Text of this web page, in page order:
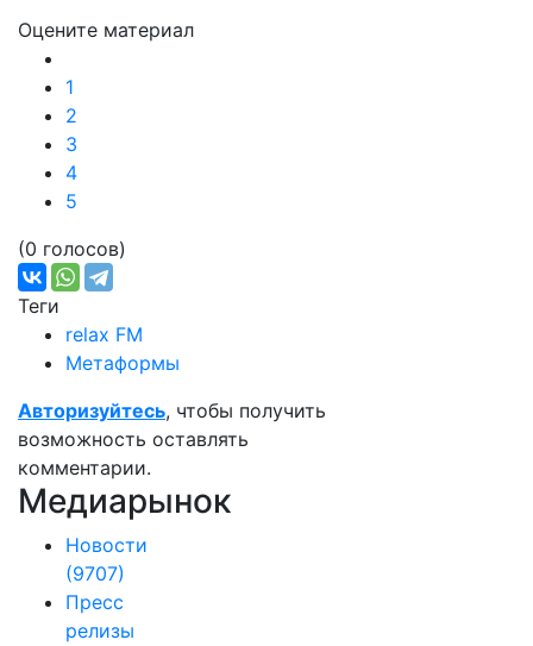
Оцените материал
1
2
3
4
5
(0 голосов)
Теги
relax FM
Метаформы
Авторизуйтесь, чтобы получить
возможность оставлять
комментарии.
Медиарынок
Новости
(9707)
Пресс
релизы